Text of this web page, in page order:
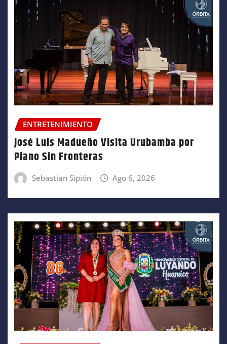
ENTRETENIMIENTO
José Luis Madueño Visita Urubamba por
Piano Sin Fronteras
Sebastian Sipión Ago 6, 2026